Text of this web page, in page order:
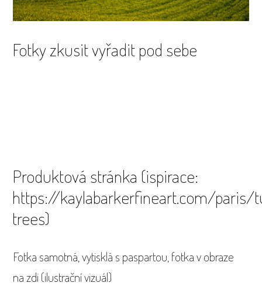
Fotky zkusit vyřadit pod sebe
Produktová stránka (ispirace:
https://kaylabarkerfineart.com/paris/
trees)
Fotka samotná, vytisklá s paspartou, fotka v obraze
na zdi (ilustrační vizuál)